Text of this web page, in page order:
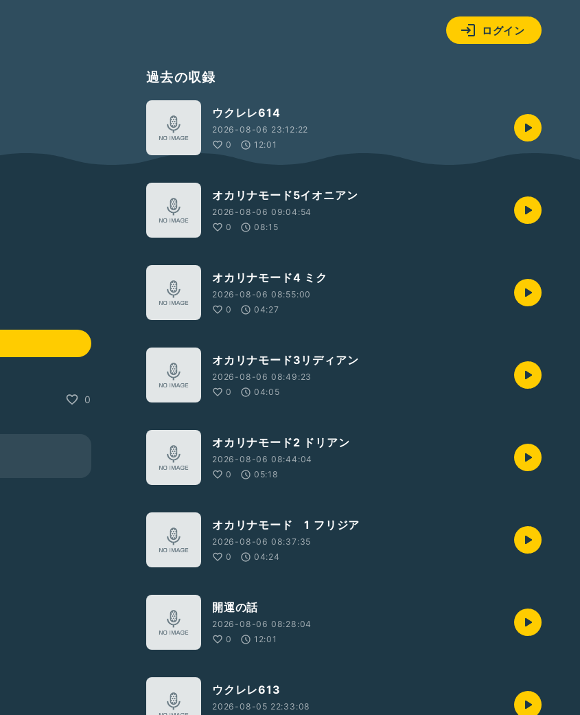
ログイン
0
過去の収録
ウクレレ614
2026-08-06 23:12:22
0
12:01
オカリナモード5イオニアン
2026-08-06 09:04:54
0
08:15
オカリナモード4 ミク
2026-08-06 08:55:00
0
04:27
オカリナモード3リディアン
2026-08-06 08:49:23
0
04:05
オカリナモード2 ドリアン
2026-08-06 08:44:04
0
05:18
オカリナモード 1 フリジア
2026-08-06 08:37:35
0
04:24
開運の話
2026-08-06 08:28:04
0
12:01
ウクレレ613
2026-08-05 22:33:08